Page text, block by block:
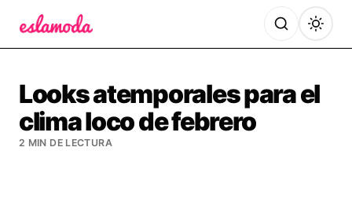
Looks atemporales para el
clima loco de febrero
2 MIN DE LECTURA